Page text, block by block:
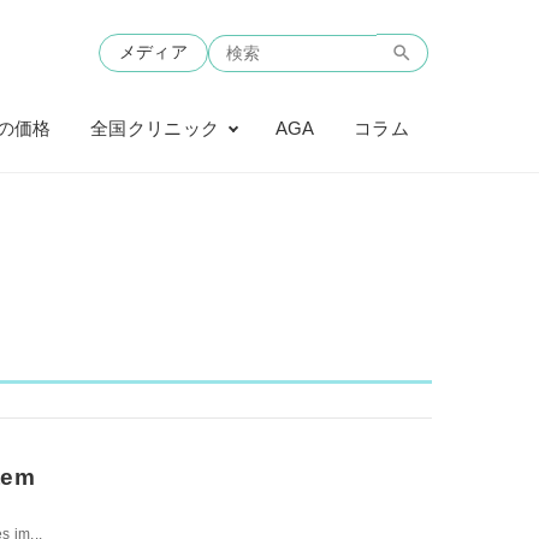
メディア
価格 全国クリニック AGA コラム
im...